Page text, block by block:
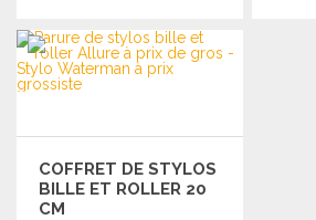
COMMANDER
Demander un devis
COFFRET DE STYLOS
BILLE ET ROLLER 20
CM